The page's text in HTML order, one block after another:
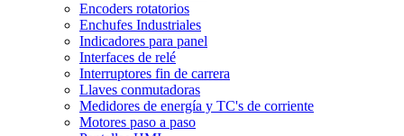
Encoders rotatorios
Enchufes Industriales
Indicadores para panel
Interfaces de relé
Interruptores fin de carrera
Llaves conmutadoras
Medidores de energía y TC's de corriente
Motores paso a paso